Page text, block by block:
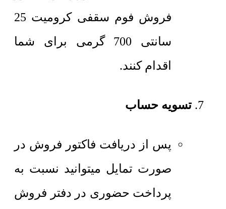
فروش فوم سقفی کرومیت 25
سانتی 700 گرمی برای شما
اقدام کنند.
تسویه حساب
پس از دریافت فاکتور فروش در
صورت تمایل میتوانید نسبت به
پرداخت حضوری در دفتر فروش